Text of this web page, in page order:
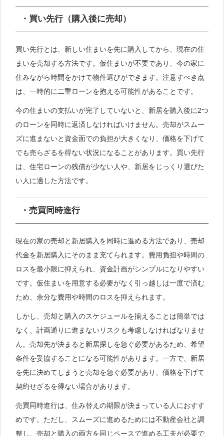
・買い先行（購入後に売却）
買い先行とは、新しい住まいを先に購入してから、現在の住
まいを売却する方法です。仮住まいが不要であり、今の家に
住みながら時間をかけて物件選びができます。注意すべき点
は、一時的に二重ローンを抱える可能性があることです。
今の住まいの支払いが完了していないと、新居を購入後に2つ
のローンを同時に返済しなければいけません。売却がスムー
ズに進まないと資金面での負担が大きくなり、価格を下げて
でも売らざるを得ない状況になることがあります。買い先行
は、住宅ローンの残債が少ない人や、新居をじっくり選びた
い人に適した方法です。
・売買同時進行
現在の家の売却と新居購入を同時に進める方法であり、売却
代金を新居購入にそのまま充てられます。費用負担や時間の
ロスを最小限に抑えられ、資金計画がシンプルになりやすい
です。仮住まいを用意する必要がなく引っ越しは一度で済む
ため、余分な費用や時間のロスを抑えられます。
しかし、売却と購入のスケジュールを揃えることは簡単では
なく、計画通りに進まないリスクも考慮しなければなりませ
ん。売却先が決まると新居探しを急ぐ必要があるため、希望
条件を妥協することになる可能性があります。一方で、新居
を先に決めてしまうと売却を急ぐ必要があり、価格を下げて
契約せざるを得ない場合があります。
売買同時進行は、住み替えの期限が決まっている人におすす
めです。ただし、スムーズに進めるためには不動産会社と調
整し、売却と購入の両方を同じペースで進める工夫が必要で